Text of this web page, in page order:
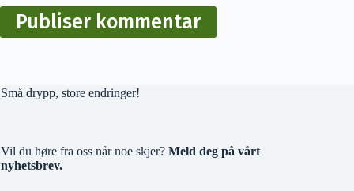
Publiser kommentar
Små drypp, store endringer!
Vil du høre fra oss når noe skjer? Meld deg på vårt
nyhetsbrev.